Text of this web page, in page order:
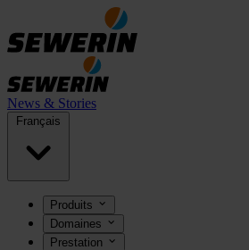
News & Stories
Français
Produits
Domaines
Prestation